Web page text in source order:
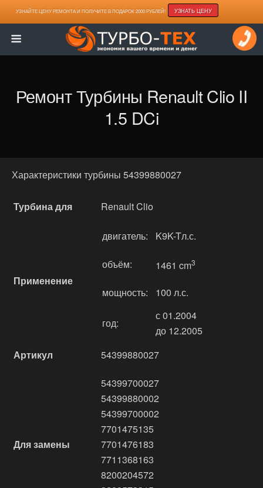
УЗНАЙТЕ ЦЕНУ РЕМОНТА И ПОЛУЧИТЕ В ПОДАРОК 2000 РУБЛЕЙ! УЗНАТЬ ЦЕНУ
Ремонт Турбины Renault Clio II
1.5 DCi
Характеристики турбины 54399880027
Турбина для Renault Clio
Применение
двигатель: K9K-Tл.с.
объём: 1461 cm3
мощность: 100 л.с.
год:
с 01.2004
до 12.2005
Артикул
54399880027
Для замены
54399700027
54399880002
54399700002
7701475135
7701476183
7711368163
8200204572